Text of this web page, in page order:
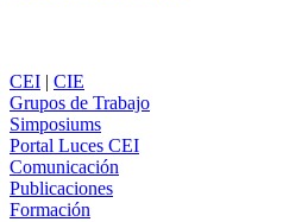
CEI | CIE
Grupos de Trabajo
Simposiums
Portal Luces CEI
Comunicación
Publicaciones
Formación